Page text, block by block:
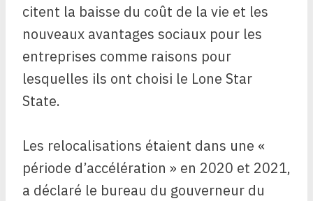
citent la baisse du coût de la vie et les
nouveaux avantages sociaux pour les
entreprises comme raisons pour
lesquelles ils ont choisi le Lone Star
State.
Les relocalisations étaient dans une «
période d’accélération » en 2020 et 2021,
a déclaré le bureau du gouverneur du